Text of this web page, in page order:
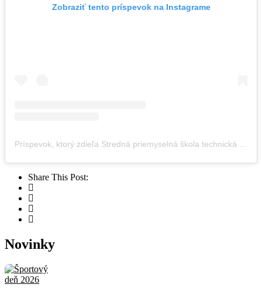
Zobraziť tento príspevok na Instagrame
Príspevok, ktorý zdieľa Stredná priemyselná škola technická (@spst_snv)
Share This Post:
Novinky